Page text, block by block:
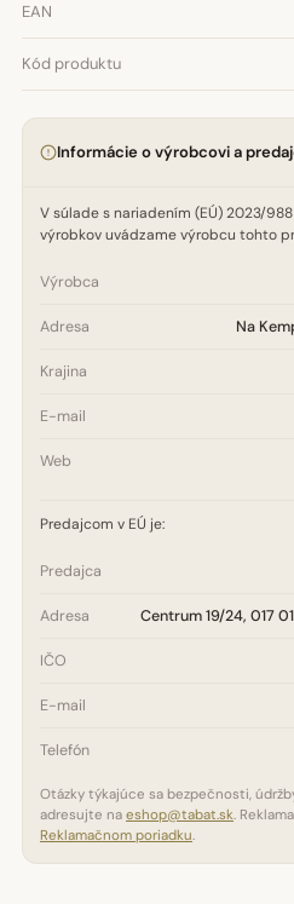
EAN
Kód produktu
Informácie o výrobcovi a
V súlade s nariadením (EÚ) 2023/
výrobkov uvádzame výrobcu tohto
Výrobca
Adresa Na
Krajina
E-mail
Web
Predajcom v EÚ je:
Predajca
Adresa Centrum 19/24, 017
IČO
E-mail
Telefón
Otázky týkajúce sa bezpečnosti,
adresujte na eshop@tabat.sk.
Reklamačnom poriadku.